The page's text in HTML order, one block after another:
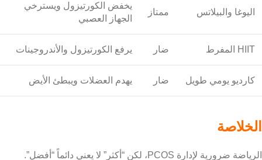
اليوغا والبيلاتس ممتاز
يخفض الكورتيزول ويسترخي
الجهاز العصبي
HIIT المفرط ضار يرفع الكورتيزول والأندروجينات
كارديو يومي طويل ضار يهدم العضلات ويبطئ الأيض
الخلاصة
الرياضة ضرورية لإدارة PCOS، لكن “أكثر” لا يعني دائماً “أفضل”.